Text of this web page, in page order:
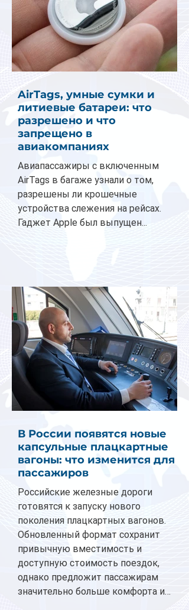
AirTags, умные сумки и
литиевые батареи: что
разрешено и что
запрещено в
авиакомпаниях
Авиапассажиры с включенным
AirTags в багаже узнали о том,
разрешены ли крошечные
устройства слежения на рейсах.
Гаджет Apple был выпущен...
В России появятся новые
капсульные плацкартные
вагоны: что изменится для
пассажиров
Российские железные дороги
готовятся к запуску нового
поколения плацкартных вагонов.
Обновленный формат сохранит
привычную вместимость и
доступную стоимость поездок,
однако предложит пассажирам
значительно больше комфорта и